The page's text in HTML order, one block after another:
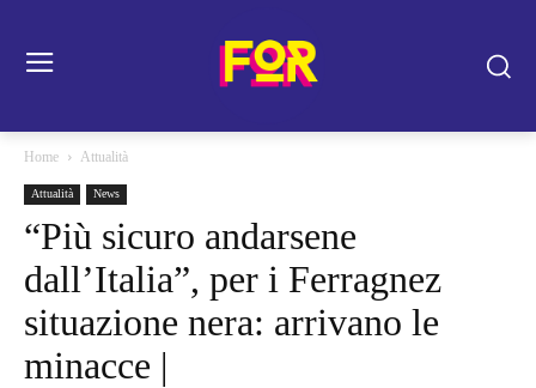
Home Attualità
Attualità News
“Più sicuro andarsene
dall’Italia”, per i Ferragnez
situazione nera: arrivano le
minacce |